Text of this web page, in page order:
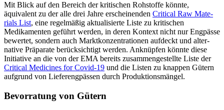
Mit Blick auf den Bereich der kritischen Rohstoffe könnte,
äquivalent zu der alle drei Jahre erscheinenden Critical Raw Mate­
rials List, eine regelmäßig aktualisierte Liste zu kritischen
Medikamenten geführt wer­den, in deren Kontext nicht nur Engpässe
bewertet, sondern auch Marktkonzentratio­nen aufdeckt und alter­
native Präparate berücksichtigt werden. Anknüpfen könnte diese
Initiative an die von der EMA bereits zusammengestellte Liste der
Critical Medi­cines for Covid-19 und die Listen zu knap­pen Gütern
aufgrund von Lieferengpässen durch Produktionsmängel.
Bevorratung von Gütern